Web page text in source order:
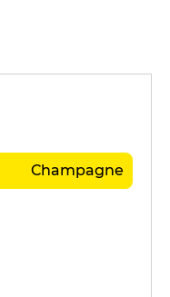
Champagne